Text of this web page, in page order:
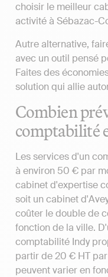
choisir le meilleur
activité à Sébazac-
Autre alternative,
avec un outil pensé
Faites des
solution qui allie
Combien
comptabilité
Les services d'un
à environ 50 € par
cabinet d'expertise
soit un cabinet
coûter le double de
fonction de la ville.
comptabilité Indy
partir de 20 € HT
peuvent varier en